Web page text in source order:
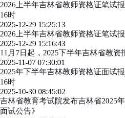
2026上半年吉林省教师资格证笔试
16时
2025-12-29 15:25:13
2026上半年吉林省教师资格证笔试
2025-12-29 15:16:43
11月7日起，2025下半年吉林省教资
2025-11-07 07:30:01
2025年下半年吉林教师资格证面试
16时
2025-10-30 08:45:02
吉林省教育考试院发布吉林省2025
面试公告》